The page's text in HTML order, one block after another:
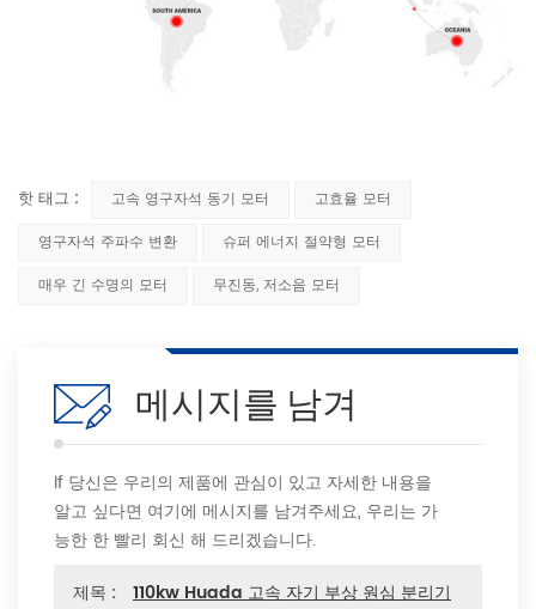
핫 태그 : 고속 영구자석 동기 모터
고효율 모터
영구자석 주파수 변환
슈퍼 에너지 절약형 모터
매우 긴 수명의 모터
무진동, 저소음 모터
메시지를 남겨
If 당신은 우리의 제품에 관심이 있고 자세한 내용을
알고 싶다면 여기에 메시지를 남겨주세요, 우리는 가
능한 한 빨리 회신 해 드리겠습니다.
제목 :
110kw Huada 고속 자기 부상 원심 분리기